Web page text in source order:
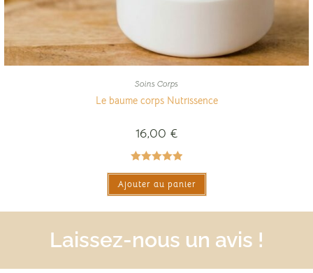
Soins Corps
Le baume corps Nutrissence
16,00 €
Note5.00
sur 5
Ajouter au panier
Laissez-nous un avis !